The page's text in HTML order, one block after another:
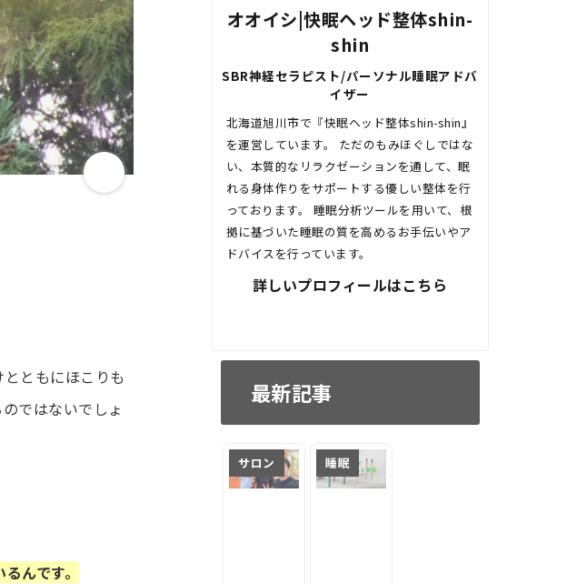
ともにほこりも
ではないでしょ
んです。
オオイシ|快眠ヘッド整体shin-
shin
SBR神経セラピスト/パーソナル睡眠アドバ
イザー
北海道旭川市で『快眠ヘッド整体shin-shin』
を運営しています。 ただのもみほぐしではな
い、本質的なリラクゼーションを通して、眠
れる身体作りをサポートする優しい整体を行
っております。 睡眠分析ツールを用いて、根
拠に基づいた睡眠の質を高めるお手伝いやア
ドバイスを行っています。
詳しいプロフィールはこちら
最新記事
サロン 睡眠